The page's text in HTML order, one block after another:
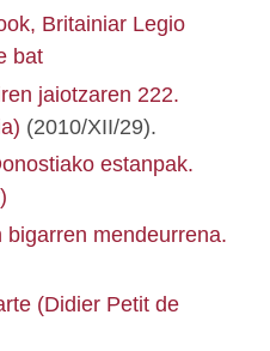
Britainiar Legio
bat
jaiotzaren 222.
(2010/XII/29).
estanpak.
mendeurrena.
(Didier Petit de